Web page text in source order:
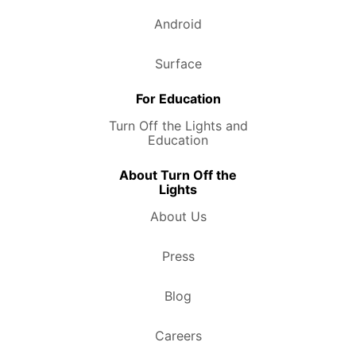
Android
Surface
For Education
Turn Off the Lights and
Education
About Turn Off the
Lights
About Us
Press
Blog
Careers